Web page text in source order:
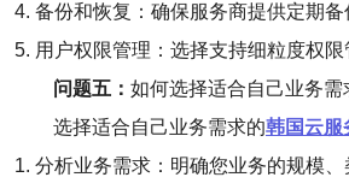
4. 备份和恢复：确保服务商提供定期
5. 用户权限管理：选择支持细粒度权
问题五： 如何选择适合自己业务需
选择适合自己业务需求的韩国云服
1. 分析业务需求：明确您业务的规模